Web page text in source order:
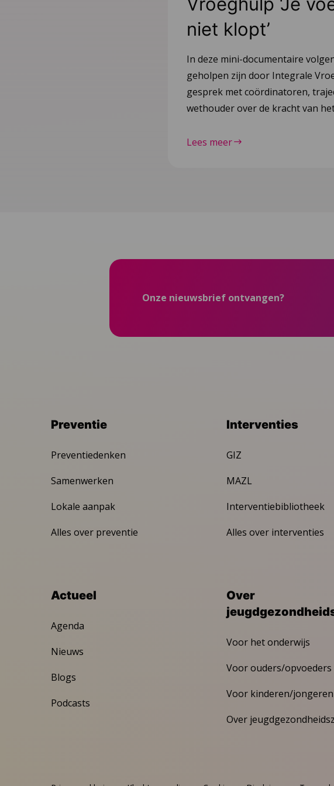
niet klopt’
In deze mini-documentaire
geholpen zijn door Integrale
gesprek met coördinatoren,
wethouder over de kracht van
Lees meer
Onze nieuwsbrief ontvangen?
Preventie
Preventiedenken
Samenwerken
Lokale aanpak
Alles over preventie
Interventies
GIZ
MAZL
Interventiebibliotheek
Alles over interventies
Actueel
Agenda
Nieuws
Blogs
Podcasts
Over
Voor het onderwijs
Voor ouders/opvoeders
Voor kinderen/jongeren
Over